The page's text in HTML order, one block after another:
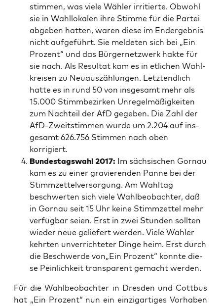
stim­men, was vie­le Wäh­ler irri­tier­te. Obwohl
sie in Wahl­lo­ka­len ihre Stim­me für die Par­tei
abge­ben hat­ten, waren die­se im End­ergeb­nis
nicht auf­ge­führt. Sie mel­de­ten sich bei „Ein
Pro­zent“ und das Bür­ger­netz­werk hak­te für
sie nach. Als Resul­tat kam es in etli­chen Wahl­
krei­sen zu Neu­aus­zäh­lun­gen. Letzt­end­lich
hat­te es in rund 50 von ins­ge­samt mehr als
15.000 Stimm­be­zir­ken Unre­gel­mä­ßig­kei­ten
zum Nach­teil der AfD gege­ben. Die Zahl der
AfD-Zweit­stim­men wur­de um 2.204 auf ins­
ge­samt 626.756 Stim­men nach oben
korrigiert.
Bun­des­tags­wahl 2017: Im säch­si­schen Gorn­au
kam es zu einer gra­vie­ren­den Pan­ne bei der
Stimm­zet­tel­ver­sor­gung. Am Wahl­tag
beschwer­ten sich vie­le Wahl­be­ob­ach­ter, daß
in Gorn­au seit 15 Uhr kei­ne Stimm­zet­tel mehr
ver­füg­bar sei­en. Erst in zwei Stun­den soll­ten
wie­der neue gelie­fert wer­den. Vie­le Wäh­ler
kehr­ten unver­rich­te­ter Din­ge heim. Erst durch
die Beschwer­de von„Ein Pro­zent“ konn­te die­
se Pein­lich­keit trans­pa­rent gemacht werden.
Für die Wahl­be­ob­ach­ter in Dres­den und Cott­bus
hat „Ein Pro­zent“ nun ein ein­zig­ar­ti­ges Vor­ha­ben